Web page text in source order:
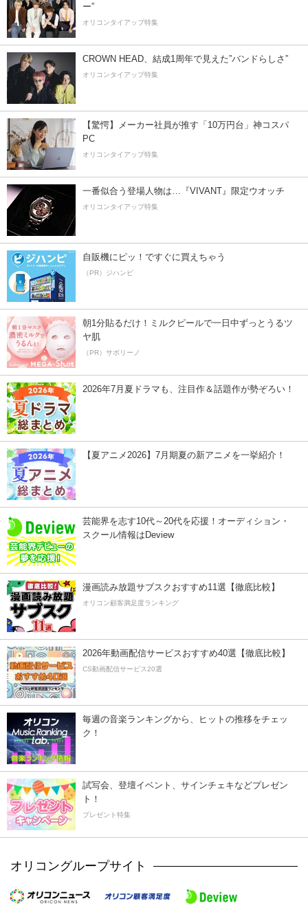
ー”
オリコンタイアップ特集
CROWN HEAD、結成1周年で見えた”バンドらしさ”
オリコンタイアップ特集
【驚愕】メーカー社員が推す「10万円台」神コスパ
PC
オリコンタイアップ特集
一番似合う登場人物は…『VIVANT』限定ウオッチ
オリコンタイアップ特集
自販機にピッ！ですぐに買えちゃう
（PR）ジハンピ
朝1分貼るだけ！ミルクピールで一日中ずっとうるツ
ヤ肌
（PR）サボリーノ
2026年7月夏ドラマも、注目作＆話題作が勢ぞろい！
【夏アニメ2026】7月期夏の新アニメを一挙紹介！
芸能界を志す10代～20代を応援！オーディション・
スクール情報はDeview
漫画読み放題サブスクおすすめ11選【徹底比較】
オリコン顧客満足度ランキング
2026年動画配信サービスおすすめ40選【徹底比較】
CS動画配信サービス20選
毎週の音楽ランキングから、ヒットの推移をチェッ
ク！
試写会、登壇イベント、サインチェキなどプレゼン
ト！
プレゼント特集
オリコングループサイト